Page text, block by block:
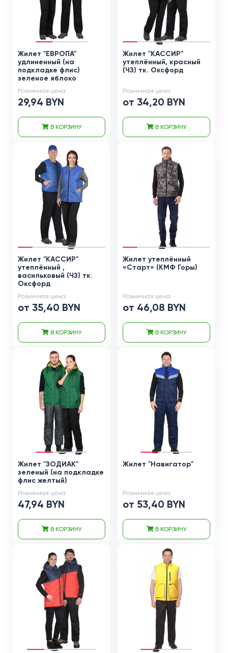
Жилет "ЕВРОПА"
удлиненный (на
подкладке флис)
зеленое яблоко
Розничная цена
29,94 BYN
В КОРЗИНУ
Жилет "КАССИР"
утеплённый, красный
(ЧЗ) тк. Оксфорд
Розничная цена
от 34,20 BYN
В КОРЗИНУ
Жилет "КАССИР"
утеплённый ,
васильковый (ЧЗ) тк.
Оксфорд
Розничная цена
от 35,40 BYN
В КОРЗИНУ
Жилет утеплённый
«Старт» (КМФ Горы)
Розничная цена
от 46,08 BYN
В КОРЗИНУ
Жилет "ЗОДИАК"
зеленый (на подкладке
флис желтый)
Розничная цена
47,94 BYN
В КОРЗИНУ
Жилет "Навигатор"
Розничная цена
от 53,40 BYN
В КОРЗИНУ